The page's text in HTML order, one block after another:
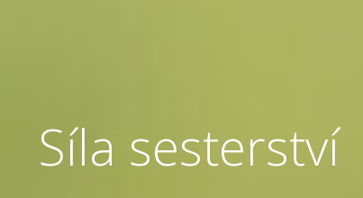
Síla sesterství